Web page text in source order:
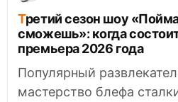
Третий сезон шоу «Поймай меня, если
сможешь»: когда
премьера 2026 года
Популярный
мастерство блефа